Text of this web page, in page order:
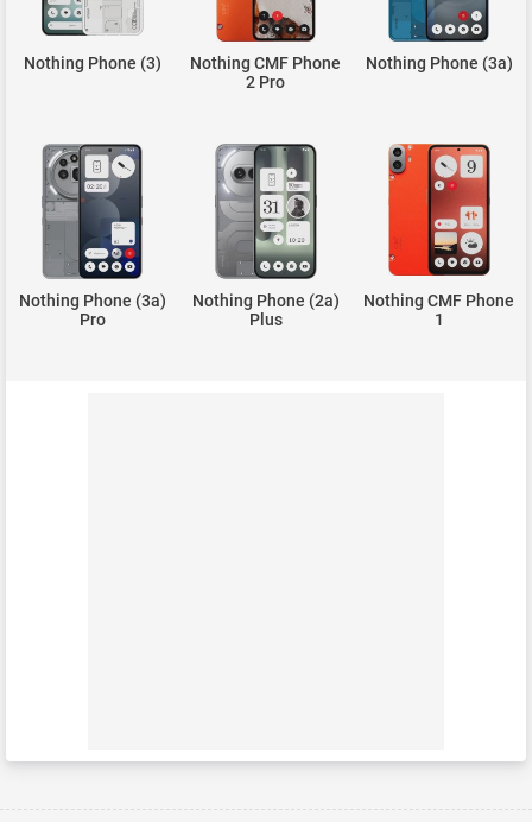
Nothing Phone (3)
Nothing CMF Phone
2 Pro
Nothing Phone (3a)
Nothing Phone (3a)
Pro
Nothing Phone (2a)
Plus
Nothing CMF Phone
1